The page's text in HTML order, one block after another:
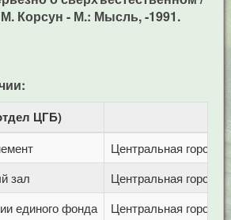
Корсун - М.: Мысль, -1991.
ЦГБ)
Центральная
зал
Центральная
единого фонда
Центральная